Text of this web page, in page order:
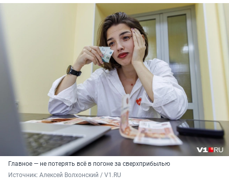
Главное — не потерять всё в погоне за сверхприбылью
Источник: Алексей Волхонский / V1.RU